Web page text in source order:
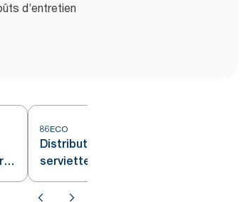
d’entretien
86ECO
Distributeur électronique de
serviettes à mains en rouleau en
papier Tork Fumée H21